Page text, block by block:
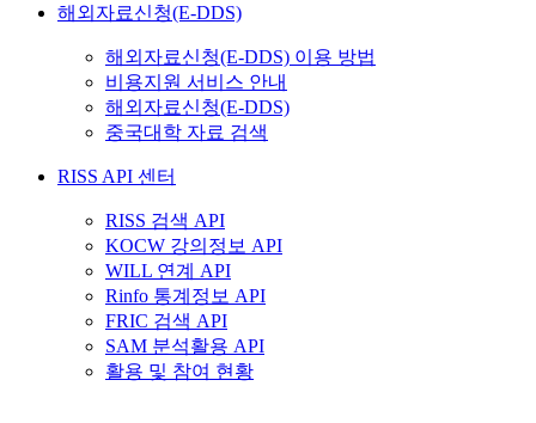
해외자료신청(E-DDS)
해외자료신청(E-DDS) 이용 방법
비용지원 서비스 안내
해외자료신청(E-DDS)
중국대학 자료 검색
RISS API 센터
RISS 검색 API
KOCW 강의정보 API
WILL 연계 API
Rinfo 통계정보 API
FRIC 검색 API
SAM 분석활용 API
활용 및 참여 현황